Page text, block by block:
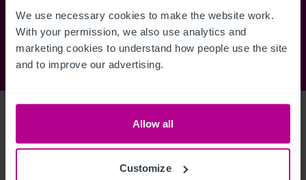
We use necessary cookies to make the website work.
With your permission, we also use analytics and
marketing cookies to understand how people use the site
and to improve our advertising.
Allow all
Customize